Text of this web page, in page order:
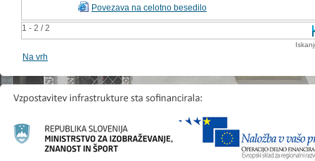
1 - 2 / 2
Povezava na celotno besedilo
Na vrh